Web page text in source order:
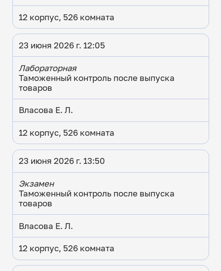
12 корпус, 526 комната
23 июня 2026 г. 12:05
Лабораторная
Таможенный контроль после выпуска
товаров
Власова Е. Л.
12 корпус, 526 комната
23 июня 2026 г. 13:50
Экзамен
Таможенный контроль после выпуска
товаров
Власова Е. Л.
12 корпус, 526 комната